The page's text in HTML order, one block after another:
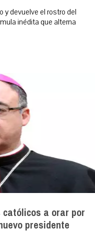
y devuelve el rostro del
inédita que alterna
a orar por
presidente